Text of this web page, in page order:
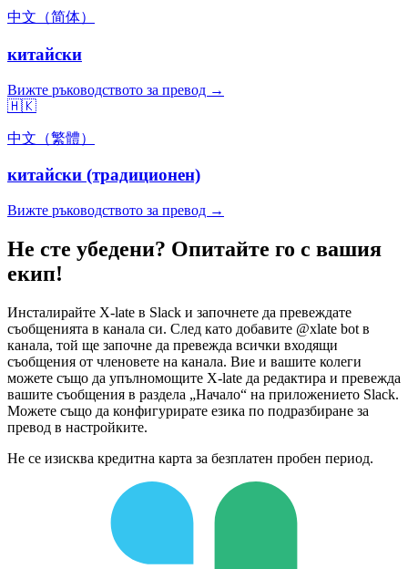
中文（简体）
китайски
Вижте ръководството за превод →
🇭🇰
中文（繁體）
китайски (традиционен)
Вижте ръководството за превод →
Не сте убедени? Опитайте го с вашия
екип!
Инсталирайте X-late в Slack и започнете да превеждате
съобщенията в канала си. След като добавите @xlate bot в
канала, той ще започне да превежда всички входящи
съобщения от членовете на канала. Вие и вашите колеги
можете също да упълномощите X-late да редактира и превежда
вашите съобщения в раздела „Начало“ на приложението Slack.
Можете също да конфигурирате езика по подразбиране за
превод в настройките.
Не се изисква кредитна карта за безплатен пробен период.